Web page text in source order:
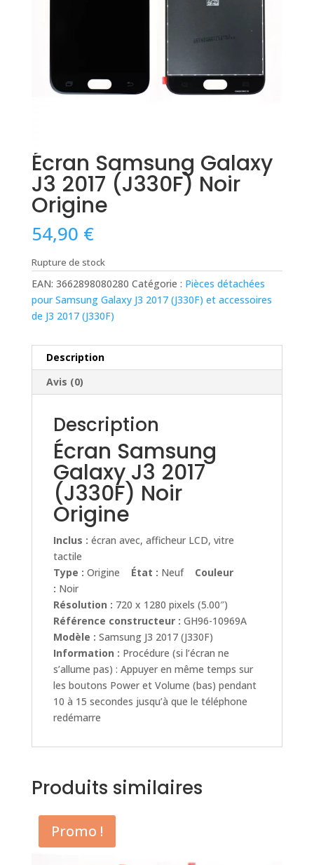
Écran Samsung Galaxy
J3 2017 (J330F) Noir
Origine
54,90 €
Rupture de stock
EAN: 3662898080280 Catégorie : Pièces détachées
pour Samsung Galaxy J3 2017 (J330F) et accessoires
de J3 2017 (J330F)
Description
Avis (0)
Description
Écran Samsung
Galaxy J3 2017
(J330F) Noir
Origine
Inclus : écran avec, afficheur LCD, vitre
tactile
Type : Origine État : Neuf Couleur
: Noir
Résolution : 720 x 1280 pixels (5.00″)
Référence constructeur : GH96-10969A
Modèle : Samsung J3 2017 (J330F)
Information : Procédure (si l’écran ne
s’allume pas) : Appuyer en même temps sur
les boutons Power et Volume (bas) pendant
10 à 15 secondes jusqu’à que le téléphone
redémarre
Produits similaires
Promo !